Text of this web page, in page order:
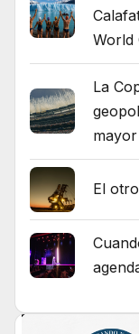
World
La
El